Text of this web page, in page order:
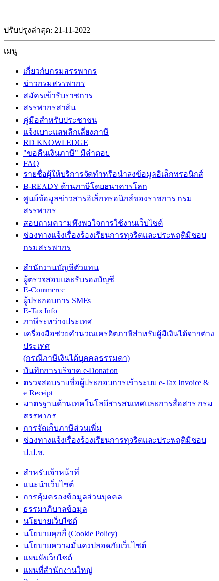
ปรับปรุงล่าสุด: 21-11-2022
เมนู
เกี่ยวกับกรมสรรพากร
ข่าวกรมสรรพากร
สมัครเข้ารับราชการ
สรรพากรสาส์น
คู่มือสำหรับประชาชน
แจ้งเบาะแสหลีกเลี่ยงภาษี
RD KNOWLEDGE
"ขอคืนเงินภาษี" มีคำตอบ
FAQ
รายชื่อผู้ให้บริการจัดทำหรือนำส่งข้อมูลอิเล็กทรอนิกส์
B-READY ด้านภาษีโดยธนาคารโลก
ศูนย์ข้อมูลข่าวสารอิเล็กทรอนิกส์ของราชการ กรม
สรรพากร
สอบถามความพึงพอใจการใช้งานเว็บไซต์
ช่องทางแจ้งเรื่องร้องเรียนการทุจริตและประพฤติมิชอบ
กรมสรรพากร
สำนักงานบัญชีตัวแทน
ผู้ตรวจสอบและรับรองบัญชี
E-Commerce
ผู้ประกอบการ SMEs
E-Tax Info
ภาษีระหว่างประเทศ
เครื่องมือช่วยคำนวณเครดิตภาษีสำหรับผู้มีเงินได้จากต่าง
ประเทศ
(กรณีภาษีเงินได้บุคคลธรรมดา)
บันทึกการบริจาค e-Donation
ตรวจสอบรายชื่อผู้ประกอบการเข้าระบบ e-Tax Invoice &
e-Receipt
มาตรฐานด้านเทคโนโลยีสารสนเทศและการสื่อสาร กรม
สรรพากร
การจัดเก็บภาษีส่วนเพิ่ม
ช่องทางแจ้งเรื่องร้องเรียนการทุจริตและประพฤติมิชอบ
ป.ป.ช.
สำหรับเจ้าหน้าที่
แนะนำเว็บไซต์
การคุ้มครองข้อมูลส่วนบุคคล
ธรรมาภิบาลข้อมูล
นโยบายเว็บไซต์
นโยบายคุกกี้ (Cookie Policy)
นโยบายความมั่นคงปลอดภัยเว็บไซต์
แผนผังเว็บไซต์
แผนที่สำนักงานใหญ่